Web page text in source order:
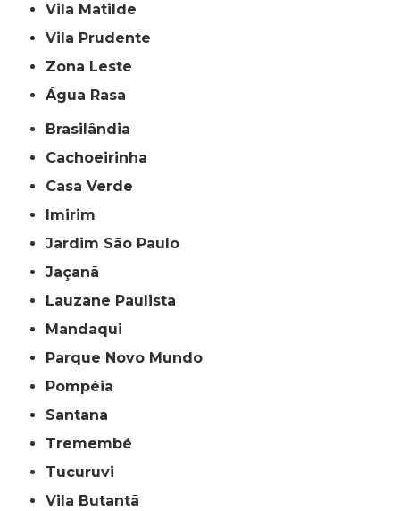
Vila Matilde
Vila Prudente
Zona Leste
Água Rasa
Brasilândia
Cachoeirinha
Casa Verde
Imirim
Jardim São Paulo
Jaçanã
Lauzane Paulista
Mandaqui
Parque Novo Mundo
Pompéia
Santana
Tremembé
Tucuruvi
Vila Butantã